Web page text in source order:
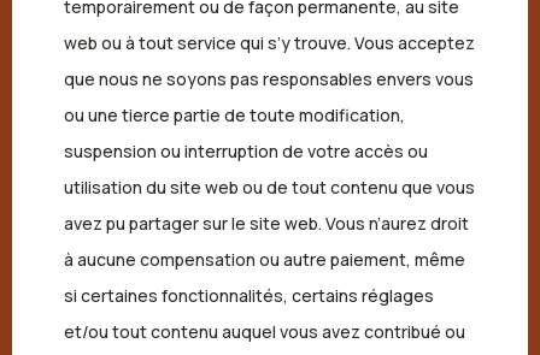
temporairement ou de façon permanente, au site
web ou à tout service qui s’y trouve. Vous acceptez
que nous ne soyons pas responsables envers vous
ou une tierce partie de toute modification,
suspension ou interruption de votre accès ou
utilisation du site web ou de tout contenu que vous
avez pu partager sur le site web. Vous n’aurez droit
à aucune compensation ou autre paiement, même
si certaines fonctionnalités, certains réglages
et/ou tout contenu auquel vous avez contribué ou